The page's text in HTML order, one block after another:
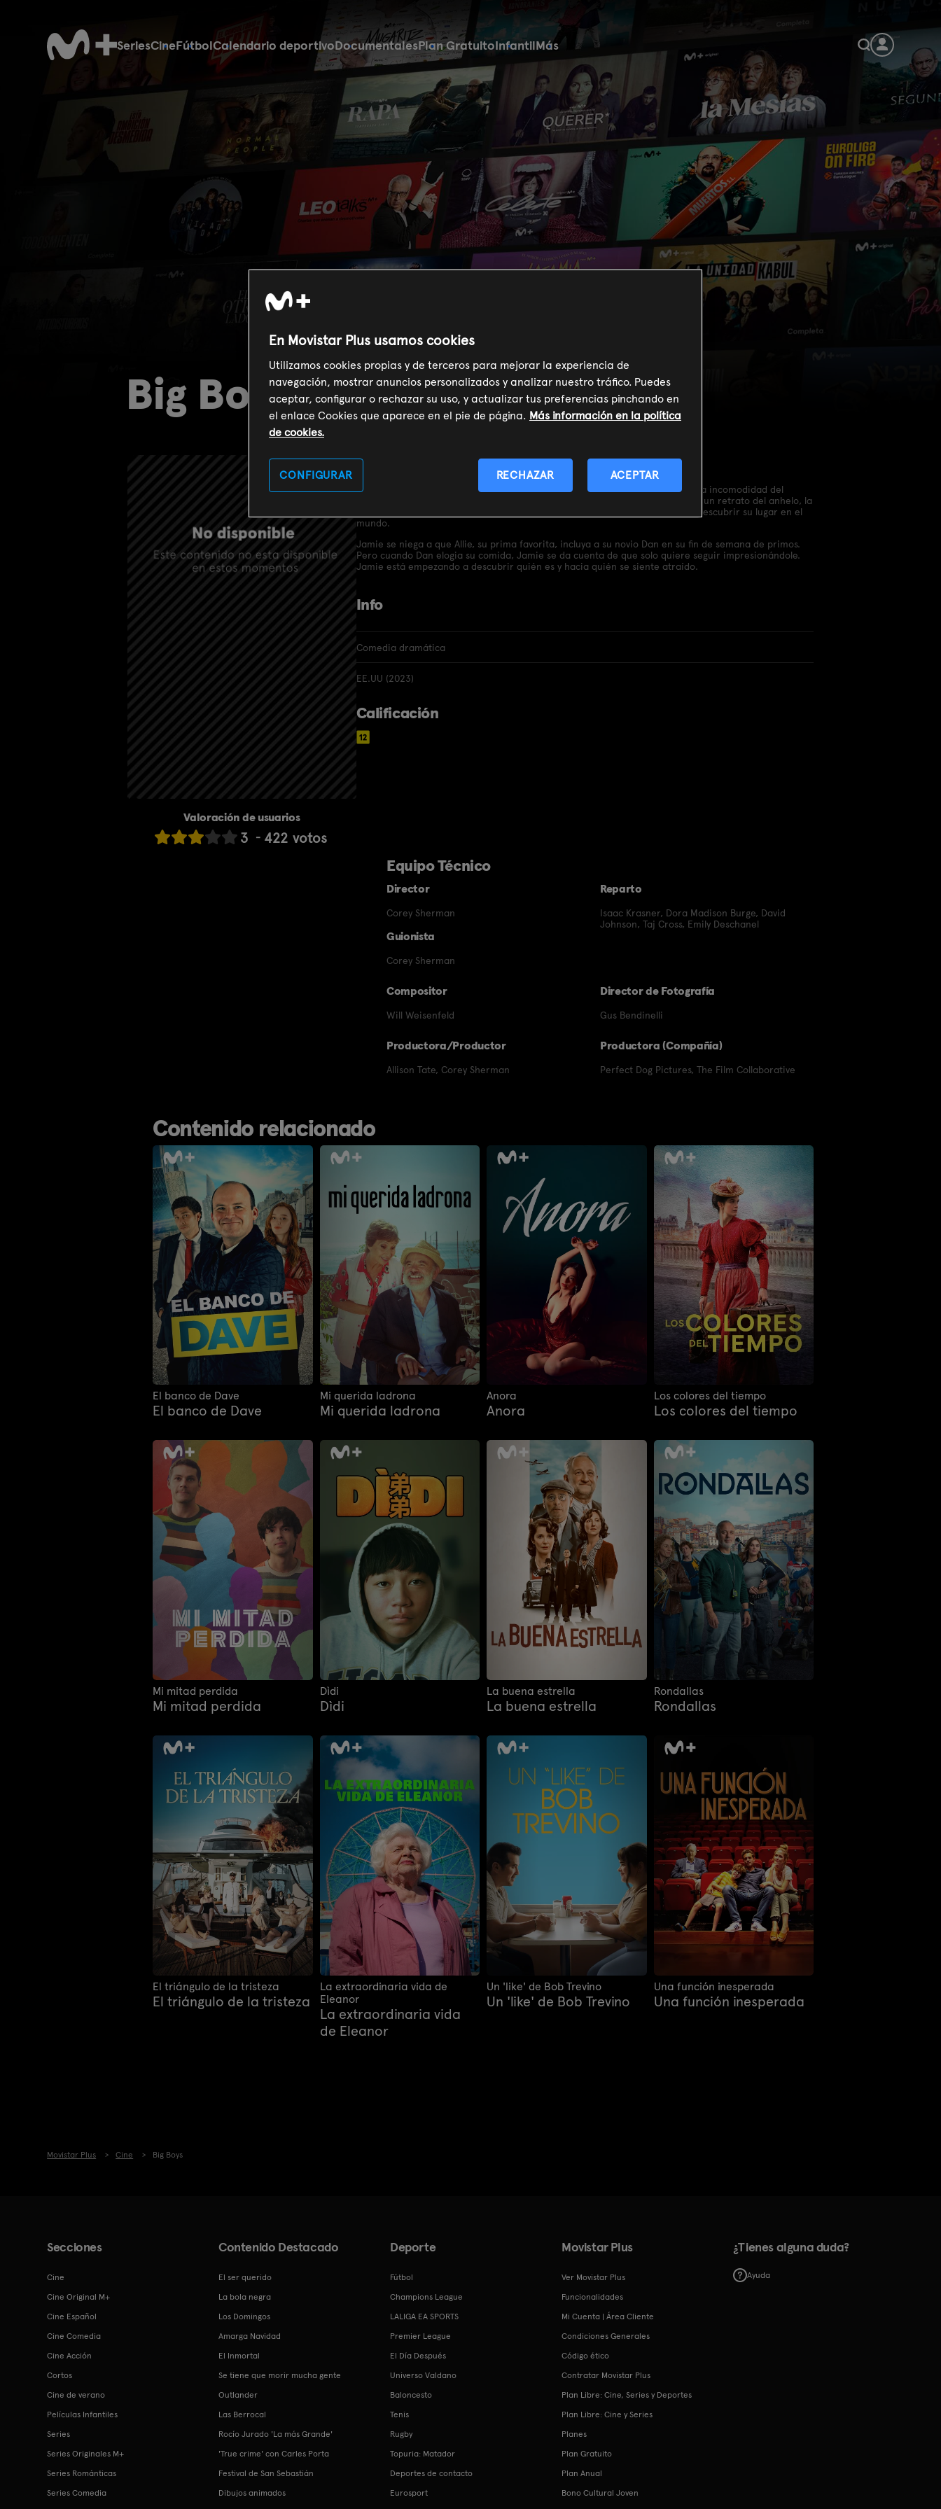
SeriesCineFútbolCalendario deportivoDocumentalesPlan GratuitoInfantilMás
Big Boys
Valoración de usuarios
3 422 votos
Sinopsis
Esta comedia dramática de paso a la edad es una mirada tierna y sincera a la incomodidad del
primer amor y el autodescubrimiento sexual de un adolescente. "Big Boys" es un retrato del anhelo, la
confusión, la incomprensión de un joven que, como cualquier otro, trata de descubrir su lugar en el
mundo.
Jamie se niega a que Allie, su prima favorita, incluya a su novio Dan en su fin de semana de primos.
Pero cuando Dan elogia su comida, Jamie se da cuenta de que solo quiere seguir impresionándole.
Jamie está empezando a descubrir quién es y hacia quién se siente atraído.
Info
Comedia dramática
EE.UU (2023)
Calificación
Equipo Técnico
Director
Corey Sherman
Guionista
Corey Sherman
Reparto
Isaac Krasner, Dora Madison Burge, David
Johnson, Taj Cross, Emily Deschanel
Compositor
Will Weisenfeld
Director de Fotografía
Gus Bendinelli
Productora/Productor
Allison Tate, Corey Sherman
Productora (Compañía)
Perfect Dog Pictures, The Film Collaborative
Contenido relacionado
El banco de Dave
El banco de Dave
Mi querida ladrona
Mi querida ladrona
Anora
Anora
Los colores del tiempo
Los colores del tiempo
Mi mitad perdida
Mi mitad perdida
Dìdi
Dìdi
La buena estrella
La buena estrella
Rondallas
Rondallas
El triángulo de la tristeza
El triángulo de la tristeza
La extraordinaria vida de
Eleanor
La extraordinaria vida
de Eleanor
Un 'like' de Bob Trevino
Un 'like' de Bob Trevino
Una función inesperada
Una función inesperada
Movistar Plus Cine Big Boys
Secciones
Cine
Cine Original M+
Cine Español
Cine Comedia
Cine Acción
Cortos
Cine de verano
Películas Infantiles
Series
Series Originales M+
Series Románticas
Series Comedia
Contenido Destacado
El ser querido
La bola negra
Los Domingos
Amarga Navidad
El Inmortal
Se tiene que morir mucha gente
Outlander
Las Berrocal
Rocío Jurado 'La más Grande'
'True crime' con Carles Porta
Festival de San Sebastián
Dibujos animados
Deporte
Fútbol
Champions League
LALIGA EA SPORTS
Premier League
El Día Después
Universo Valdano
Baloncesto
Tenis
Rugby
Topuria: Matador
Deportes de contacto
Eurosport
Movistar Plus
Ver Movistar Plus
Funcionalidades
Mi Cuenta | Área Cliente
Condiciones Generales
Código ético
Contratar Movistar Plus
Plan Libre: Cine, Series y Deportes
Plan Libre: Cine y Series
Planes
Plan Gratuito
Plan Anual
Bono Cultural Joven
¿Tienes alguna duda?
Ayuda
En Movistar Plus usamos cookies
Utilizamos cookies propias y de terceros para mejorar la experiencia de
navegación, mostrar anuncios personalizados y analizar nuestro tráfico. Puedes
aceptar, configurar o rechazar su uso, y actualizar tus preferencias pinchando en
el enlace Cookies que aparece en el pie de página. Más información en la política
de cookies.
CONFIGURAR RECHAZAR ACEPTAR